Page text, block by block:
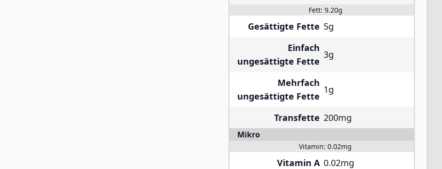
Fett: 9.20g
Gesättigte Fette 5g
Einfach
ungesättigte Fette
3g
Mehrfach
ungesättigte Fette
1g
Transfette 200mg
Mikro
Vitamin: 0.02mg
Vitamin A 0.02mg